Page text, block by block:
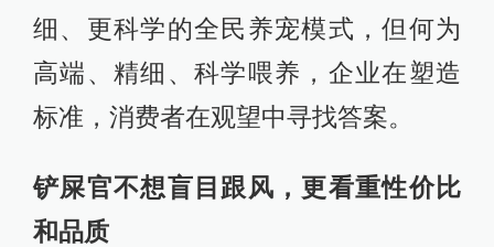
细、更科学的全民养宠模式，但何为
高端、精细、科学喂养，企业在塑造
标准，消费者在观望中寻找答案。
铲屎官不想盲目跟风，更看重性价比
和品质